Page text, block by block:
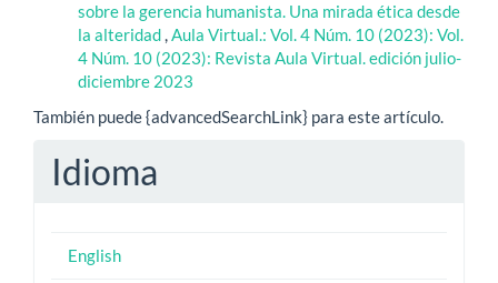
sobre la gerencia humanista. Una mirada ética desde
la alteridad,Aula Virtual.: Vol. 4 Núm. 10 (2023): Vol.
4 Núm. 10 (2023): Revista Aula Virtual. edición julio-
diciembre 2023
También puede {advancedSearchLink} para este artículo.
Idioma
English